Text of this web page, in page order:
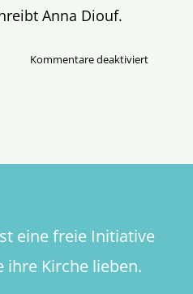
Anna Diouf.
Kommentare deaktiviertfür
eine freie Initiative
ihre Kirche lieben.